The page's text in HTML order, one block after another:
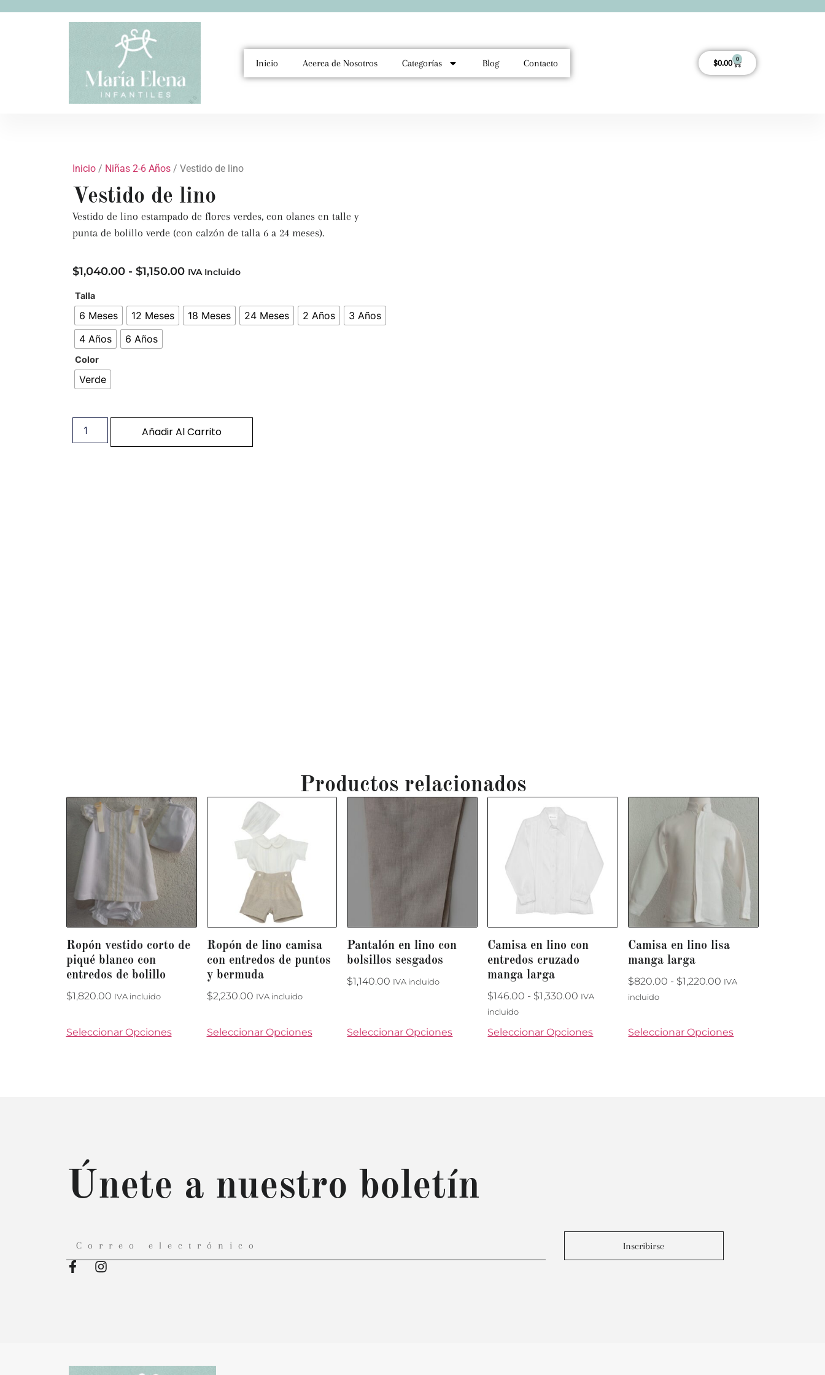
Inicio Acerca de Nosotros Categorías Blog Contacto $0.00 0
Inicio/ Niñas 2-6 Años/ Vestido de lino
Vestido de lino
Vestido de lino estampado de flores verdes, con olanes en talle y
punta de bolillo verde (con calzón de talla 6 a 24 meses).
$1,040.00 - $1,150.00 IVA Incluido
Talla
6 Meses 12 Meses 18 Meses 24 Meses 2 Años
3 Años
4 Años
6 Años
Color
Verde
Añadir Al Carrito
Productos relacionados
Ropón vestido corto de
piqué blanco con
entredos de bolillo
$1,820.00 IVA incluido
Seleccionar Opciones
Ropón de lino camisa
con entredos de puntos
y bermuda
$2,230.00 IVA incluido
Seleccionar Opciones
Pantalón en lino con
bolsillos sesgados
$1,140.00 IVA incluido
Seleccionar Opciones
Camisa en lino con
entredos cruzado
manga larga
$146.00 - $1,330.00 IVA
incluido
Seleccionar Opciones
Camisa en lino lisa
manga larga
$820.00 - $1,220.00 IVA
incluido
Seleccionar Opciones
Únete a nuestro boletín
Inscribirse